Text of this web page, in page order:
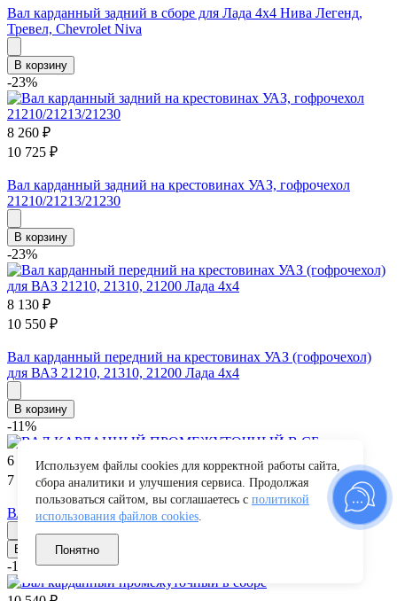
Вал карданный задний в сборе для Лада 4х4 Нива Легенд,
Тревел, Chevrolet Niva
В корзину
-23%
8 260 ₽
10 725 ₽
Вал карданный задний на крестовинах УАЗ, гофрочехол
21210/21213/21230
В корзину
-23%
8 130 ₽
10 550 ₽
Вал карданный передний на крестовинах УАЗ (гофрочехол)
для ВАЗ 21210, 21310, 21200 Лада 4х4
В корзину
-11%
6 770₽
7 630₽
ВАЛ КАРДАННЫЙ ПРОМЕЖУТОЧНЫЙ В СБ
В корзину
-18%
Используем файлы cookies для корректной работы сайта,
сбора аналитики и улучшения сервиса. Продолжая
пользоваться сайтом, вы соглашаетесь с политикой
использования файлов cookies.
Понятно